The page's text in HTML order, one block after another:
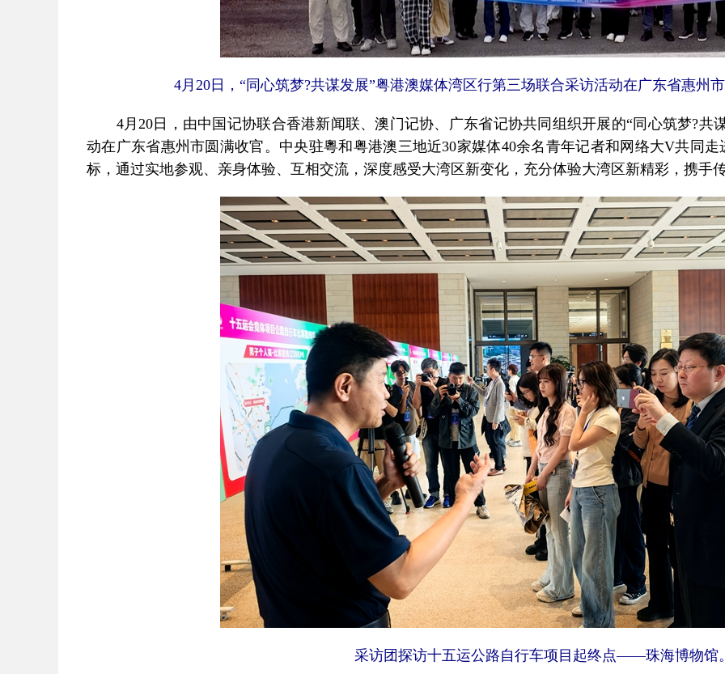
4月20日，“同心筑梦?共谋发展”粤港澳媒体湾区行第三场联合采访活动在广东省惠州
4月20日，由中国记协联合香港新闻联、澳门记协、广东省记协共同组织开展的“同心筑梦?共
动在广东省惠州市圆满收官。中央驻粵和粤港澳三地近30家媒体40余名青年记者和网络大V共同
标，通过实地参观、亲身体验、互相交流，深度感受大湾区新变化，充分体验大湾区新精彩，携手
采访团探访十五运公路自行车项目起终点——珠海博物馆